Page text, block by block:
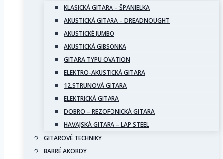
KLASICKÁ GITARA – ŠPANIELKA
AKUSTICKÁ GITARA – DREADNOUGHT
AKUSTICKÉ JUMBO
AKUSTICKÁ GIBSONKA
GITARA TYPU OVATION
ELEKTRO-AKUSTICKÁ GITARA
12.STRUNOVÁ GITARA
ELEKTRICKÁ GITARA
DOBRO – REZOFONICKÁ GITARA
HAVAJSKÁ GITARA – LAP STEEL
GITAROVÉ TECHNIKY
BARRÉ AKORDY